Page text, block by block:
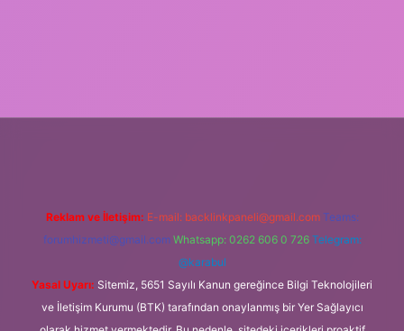
Reklam ve İletişim: E-mail: backlinkpaneli@gmail.com Teams:
forumhizmeti@gmail.com Whatsapp: 0262 606 0 726 Telegram:
@karabul
Yasal Uyarı: Sitemiz, 5651 Sayılı Kanun gereğince Bilgi Teknolojileri
ve İletişim Kurumu (BTK) tarafından onaylanmış bir Yer Sağlayıcı